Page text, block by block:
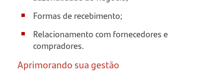
Formas de recebimento;
Relacionamento com fornecedores e
compradores.
Aprimorando sua gestão